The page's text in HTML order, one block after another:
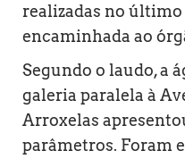
realizadas no último
encaminhada ao
Segundo o laudo, a
galeria paralela à
Arroxelas
parâmetros. Foram